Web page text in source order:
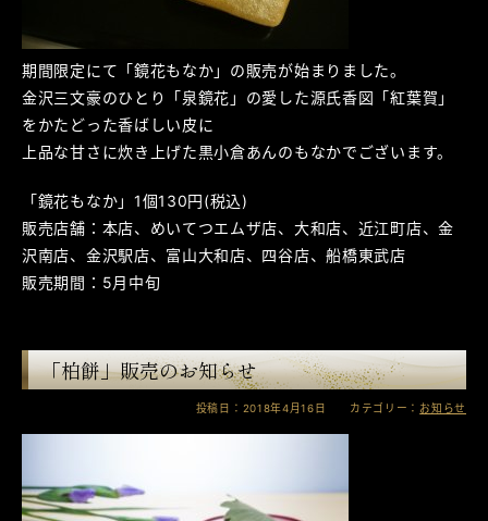
期間限定にて「鏡花もなか」の販売が始まりました。
金沢三文豪のひとり「泉鏡花」の愛した源氏香図「紅葉賀」
をかたどった香ばしい皮に
上品な甘さに炊き上げた黒小倉あんのもなかでございます。
「鏡花もなか」1個130円(税込)
販売店舗：本店、めいてつエムザ店、大和店、近江町店、金
沢南店、金沢駅店、富山大和店、四谷店、船橋東武店
販売期間：5月中旬
「柏餅」販売のお知らせ
投稿日：2018年4月16日 カテゴリー： お知らせ